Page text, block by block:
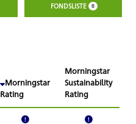
FONDSLISTE 0
Morningstar
Rating
Morningstar
Sustainability
Rating